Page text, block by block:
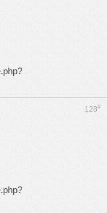
128#